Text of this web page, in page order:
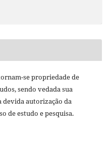
se propriedade de
sendo vedada sua
devida autorização da
de estudo e pesquisa.